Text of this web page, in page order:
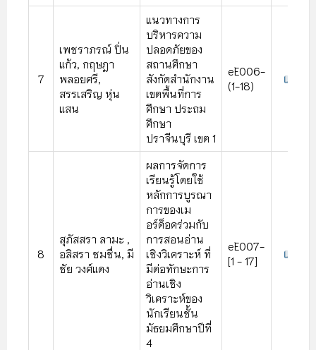
7
เพชราภรณ์ ปิ่น
แก้ว, กฤษฎา
พลอยศรี,
สรรเสริญ หุ่น
แสน
แนวทางการ
บริหารความ
ปลอดภัยของ
สถานศึกษา
สังกัดสํานักงาน
เขตพื้นที่การ
ศึกษา ประถม
ศึกษา
ปราจีนบุรี เขต 1
eE006-
(1-18)
8
สุภัสสรา ลามะ ,
อลิสรา ชมชื่น, มี
ชัย วงศ์แดง
ผลการจัดการ
เรียนรู้โดยใช้
หลักการบูรณา
การของเม
อร์ด็อคร่วมกับ
การสอนอ่าน
เชิงวิเคราะห์ ที่
มีต่อทักษะการ
อ่านเชิง
วิเคราะห์ของ
นักเรียนชั้น
มัธยมศึกษาปีที่
4
eE007-
[1 - 17]